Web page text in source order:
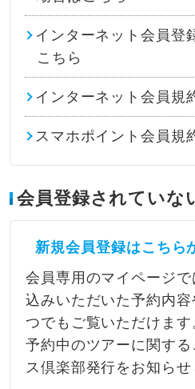
インターネット会員登
こちら
インターネット会員規
スマホポイント会員規
会員登録されていな
新規会員登録はこちら
会員専用のマイページ
込みいただいた予約内
つでもご覧いただけます
予約中のツアーに関す
ス倶楽部発行をお知らせ